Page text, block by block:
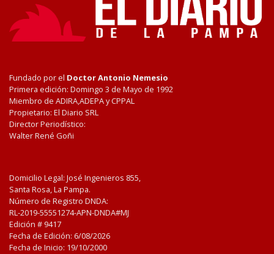
Fundado por el Doctor Antonio Nemesio
Primera edición: Domingo 3 de Mayo de 1992
Miembro de ADIRA,ADEPA y CPPAL
Propietario: El Diario SRL
Director Periodístico:
Walter René Goñi
Domicilio Legal: José Ingenieros 855,
Santa Rosa, La Pampa.
Número de Registro DNDA:
RL-2019-55551274-APN-DNDA#MJ
Edición # 9417
Fecha de Edición: 6/08/2026
Fecha de Inicio: 19/10/2000